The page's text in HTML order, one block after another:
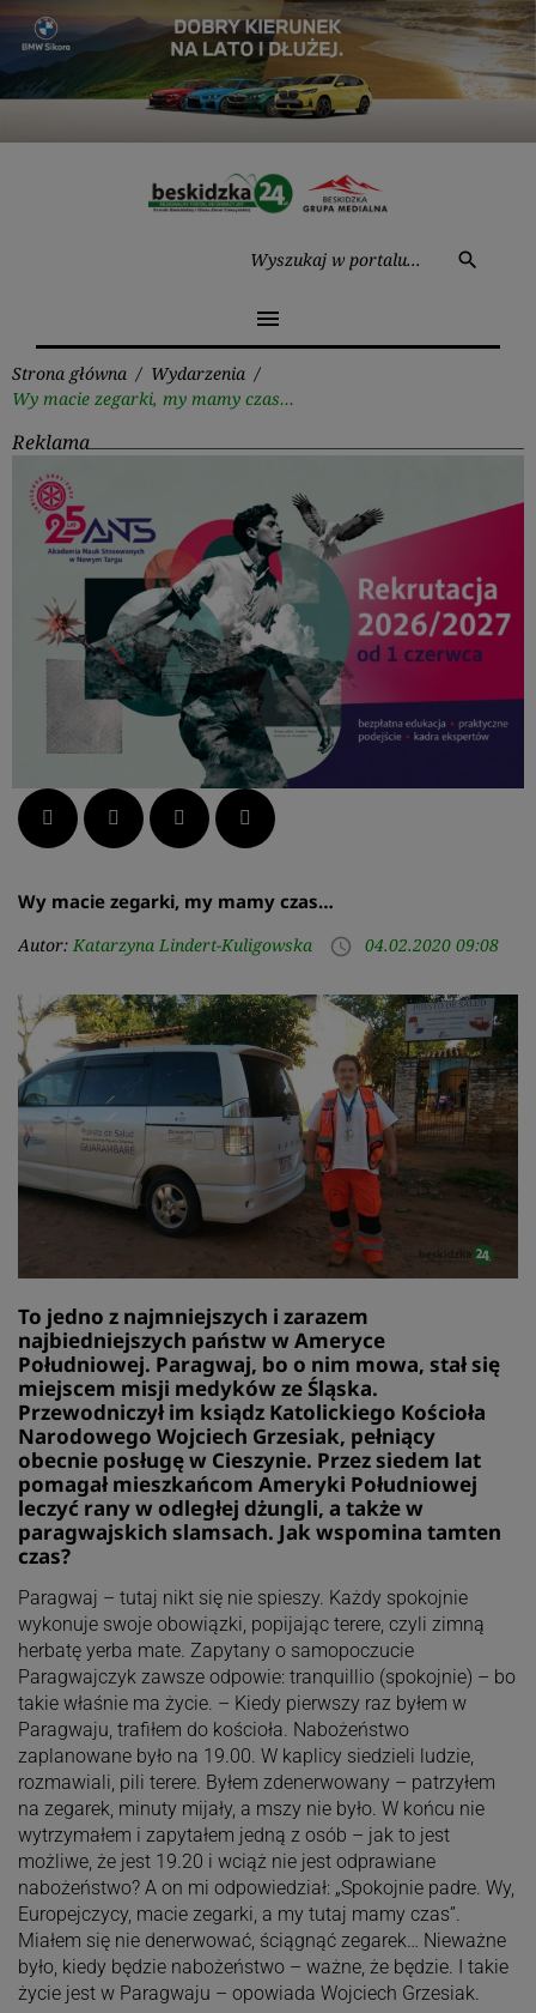
Przejdź
treści
search
menu
Strona główna / Wydarzenia /
Wy macie zegarki, my mamy czas…
Reklama
Facebook Twitter LinkedIn Pinterest
Wy macie zegarki, my mamy czas…
Autor: Katarzyna Lindert-Kuligowska access_time 04.02.2020 09:08
To jedno z najmniejszych i zarazem
najbiedniejszych państw w Ameryce
Południowej. Paragwaj, bo o nim mowa, stał się
miejscem misji medyków ze Śląska.
Przewodniczył im ksiądz Katolickiego Kościoła
Narodowego Wojciech Grzesiak, pełniący
obecnie posługę w Cieszynie. Przez siedem lat
pomagał mieszkańcom Ameryki Południowej
leczyć rany w odległej dżungli, a także w
paragwajskich slamsach. Jak wspomina tamten
czas?
Paragwaj – tutaj nikt się nie spieszy. Każdy spokojnie
wykonuje swoje obowiązki, popijając terere, czyli zimną
herbatę yerba mate. Zapytany o samopoczucie
Paragwajczyk zawsze odpowie: tranquillio (spokojnie) – bo
takie właśnie ma życie. – Kiedy pierwszy raz byłem w
Paragwaju, trafiłem do kościoła. Nabożeństwo
zaplanowane było na 19.00. W kaplicy siedzieli ludzie,
rozmawiali, pili terere. Byłem zdenerwowany – patrzyłem
na zegarek, minuty mijały, a mszy nie było. W końcu nie
wytrzymałem i zapytałem jedną z osób – jak to jest
możliwe, że jest 19.20 i wciąż nie jest odprawiane
nabożeństwo? A on mi odpowiedział: „Spokojnie padre. Wy,
Europejczycy, macie zegarki, a my tutaj mamy czas”.
Miałem się nie denerwować, ściągnąć zegarek… Nieważne
było, kiedy będzie nabożeństwo – ważne, że będzie. I takie
życie jest w Paragwaju – opowiada Wojciech Grzesiak.